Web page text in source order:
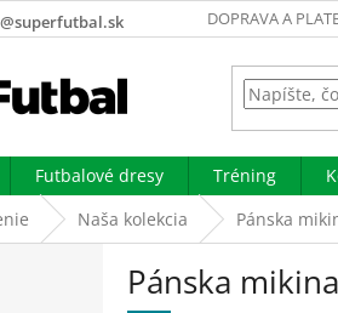
DOPRAVA A
Futbalové dresy Tréning
Naša kolekcia Pánska
Pánska